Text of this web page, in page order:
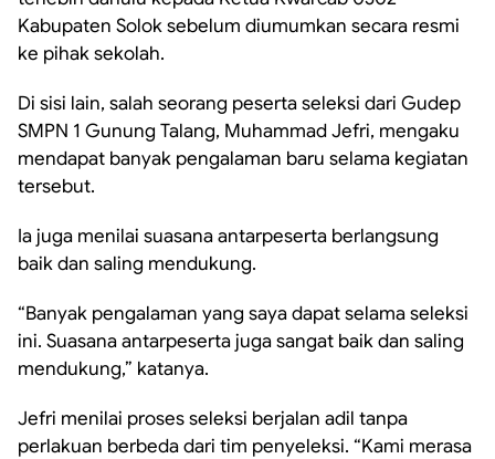
Kabupaten Solok sebelum diumumkan secara resmi
ke pihak sekolah.
Di sisi lain, salah seorang peserta seleksi dari Gudep
SMPN 1 Gunung Talang, Muhammad Jefri, mengaku
mendapat banyak pengalaman baru selama kegiatan
tersebut.
Ia juga menilai suasana antarpeserta berlangsung
baik dan saling mendukung.
“Banyak pengalaman yang saya dapat selama seleksi
ini. Suasana antarpeserta juga sangat baik dan saling
mendukung,” katanya.
Jefri menilai proses seleksi berjalan adil tanpa
perlakuan berbeda dari tim penyeleksi. “Kami merasa